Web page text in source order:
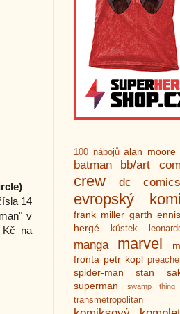
14
v
Kč na
100 nábojů alan moore
batman bb/art
crew dc comics
evropský
frank miller garth ennis
hergé
kůstek
manga marvel
fronta petr kopl
spider-man stan
superman swamp thing
transmetropolitan